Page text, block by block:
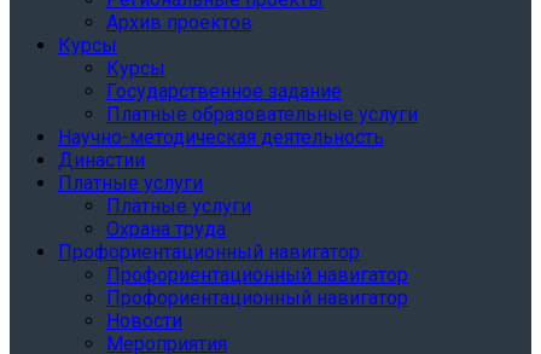
Архив проектов
Курсы
Курсы
Государственное задание
Платные образовательные услуги
Научно-методическая деятельность
Династии
Платные услуги
Платные услуги
Охрана труда
Профориентационный навигатор
Профориентационный навигатор
Профориентационный навигатор
Новости
Мероприятия